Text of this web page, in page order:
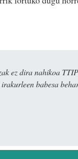
ez dira nahikoa
babesa